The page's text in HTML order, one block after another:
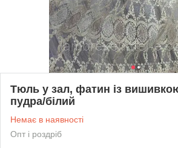
Тюль у зал, фатин із
пудра/білий
Немає в наявності
Опт і роздріб